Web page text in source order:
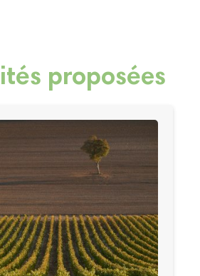
proposées